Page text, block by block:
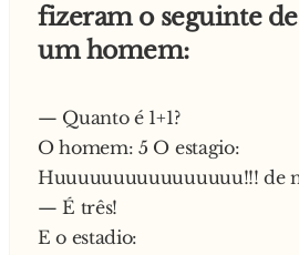
fizeram o seguinte
um homem:
— Quanto é 1+1?
O homem: 5 O estagio:
Huuuuuuuuuuuuuuuu!!! de
— É três!
E o estadio: